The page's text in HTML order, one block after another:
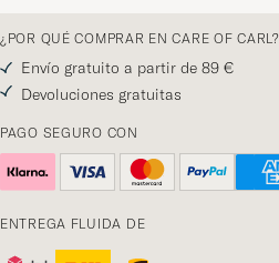
¿POR QUÉ COMPRAR EN CARE OF CARL?
Envío gratuito a partir de 89 €
Devoluciones gratuitas
PAGO SEGURO CON
ENTREGA FLUIDA DE